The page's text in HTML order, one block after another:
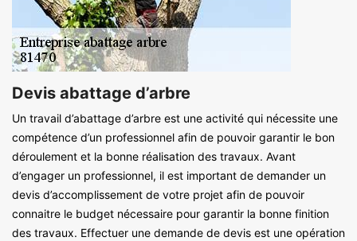
Devis abattage d’arbre
Un travail d’abattage d’arbre est une activité qui nécessite une
compétence d’un professionnel afin de pouvoir garantir le bon
déroulement et la bonne réalisation des travaux. Avant
d’engager un professionnel, il est important de demander un
devis d’accomplissement de votre projet afin de pouvoir
connaitre le budget nécessaire pour garantir la bonne finition
des travaux. Effectuer une demande de devis est une opération